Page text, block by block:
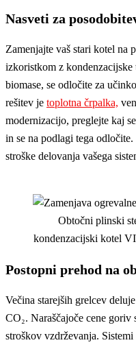
Nasveti za
Zamenjajte vaš stari kotel na
izkoristkom z kondenzacijske
biomase, se odločite za
rešitev je toplotna črpalka,
modernizacijo, preglejte kaj
in se na podlagi tega
stroške delovanja vašega
Obtočni plinski
kondenzacijski kotel
Postopni prehod na
Večina starejših grelcev
CO₂. Naraščajoče cene
stroškov vzdrževanja.